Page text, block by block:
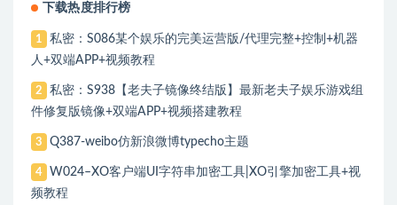
下载热度排行榜
1
私密：S086某个娱乐的完美运营版/代理完整+控制+机器
人+双端APP+视频教程
2
私密：S938【老夫子镜像终结版】最新老夫子娱乐游戏组
件修复版镜像+双端APP+视频搭建教程
3 Q387-weibo仿新浪微博typecho主题
4
W024–XO客户端UI字符串加密工具|XO引擎加密工具+视
频教程